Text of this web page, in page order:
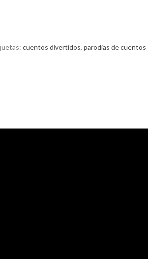
cuentos divertidos, parodias de cuentos